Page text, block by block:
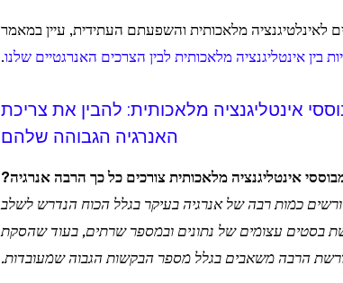
לאינלטיגנציה מלאכותית והשפעתם העתידית, עיין במאמר
בין אינטליגנציה מלאכותית לבין הצרכים האנרגטיים שלנו.
אינטליגנציה מלאכותית: להבין את צריכת
האנרגיה הגבוהה שלהם
אינטליגנציה מלאכותית צורכים כל כך הרבה אנרגיה?
כמות רבה של אנרגיה בעיקר בגלל הכוח הנדרש לשלב
עצומים של נתונים ובמספר שרתים, בעוד שהסקת
הרבה משאבים בגלל מספר הבקשות הגבוה שמעובדות.